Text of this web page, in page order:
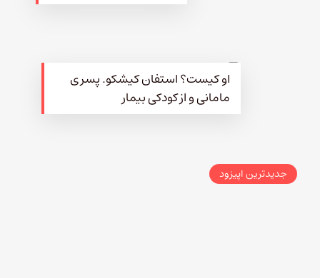
او کیست؟ استفان کیشکو. پسری
مامانی و از کودکی بیمار
جدیدترین اپیزود